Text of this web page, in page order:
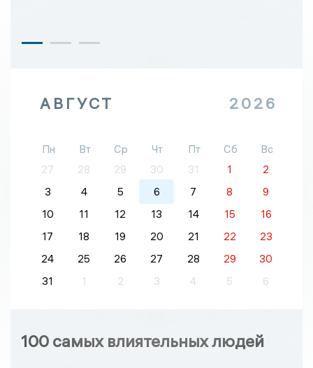
АВГУСТ 2026
Пн Вт Ср Чт Пт Сб
Вс
27
28 29 30 31 1
2
3
4 5 6 7 8
9
10
11 12 13 14 15
16
17
18 19 20 21 22
23
24
25 26 27 28 29
30
31
1 2 3 4 5 6
100 самых влиятельных людей